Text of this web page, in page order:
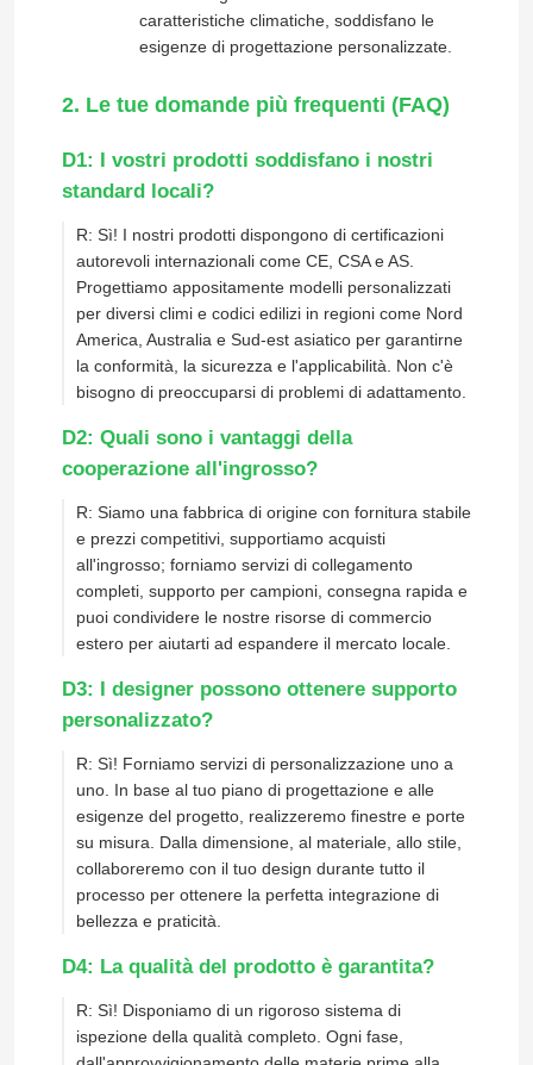
Casa
Video
caratteristiche climatiche, soddisfano le
esigenze di progettazione personalizzate.
2. Le tue domande più frequenti (FAQ)
D1: I vostri prodotti soddisfano i nostri
standard locali?
R: Sì! I nostri prodotti dispongono di certificazioni
autorevoli internazionali come CE, CSA e AS.
Progettiamo appositamente modelli personalizzati
per diversi climi e codici edilizi in regioni come Nord
America, Australia e Sud-est asiatico per garantirne
la conformità, la sicurezza e l'applicabilità. Non c'è
bisogno di preoccuparsi di problemi di adattamento.
D2: Quali sono i vantaggi della
cooperazione all'ingrosso?
R: Siamo una fabbrica di origine con fornitura stabile
e prezzi competitivi, supportiamo acquisti
all'ingrosso; forniamo servizi di collegamento
completi, supporto per campioni, consegna rapida e
puoi condividere le nostre risorse di commercio
estero per aiutarti ad espandere il mercato locale.
D3: I designer possono ottenere supporto
personalizzato?
R: Sì! Forniamo servizi di personalizzazione uno a
uno. In base al tuo piano di progettazione e alle
esigenze del progetto, realizzeremo finestre e porte
su misura. Dalla dimensione, al materiale, allo stile,
collaboreremo con il tuo design durante tutto il
processo per ottenere la perfetta integrazione di
bellezza e praticità.
D4: La qualità del prodotto è garantita?
R: Sì! Disponiamo di un rigoroso sistema di
ispezione della qualità completo. Ogni fase,